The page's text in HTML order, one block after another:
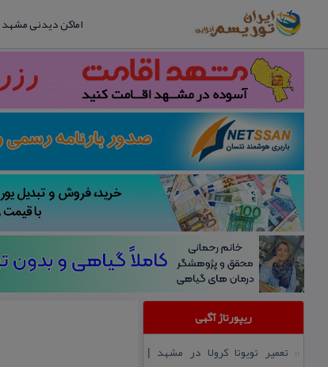
اماکن دیدنی مشهد
ریپورتاژ آگهی
:: تعمیر تویوتا كرولا در مشهد |